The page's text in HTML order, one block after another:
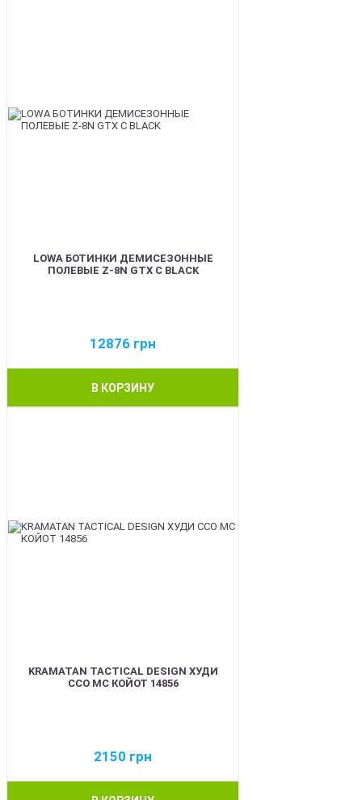
LOWA БОТИНКИ ДЕМИСЕЗОННЫЕ
ПОЛЕВЫЕ Z-8N GTX C BLACK
12876 грн
В КОРЗИНУ
KRAMATAN TACTICAL DESIGN ХУДИ
ССО МС КОЙОТ 14856
2150 грн